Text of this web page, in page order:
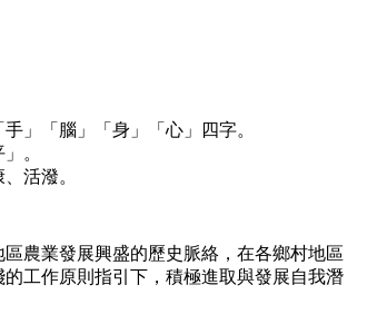
」「腦」「身」「心」四字。
。
活潑。
農業發展興盛的歷史脈絡，在各鄉村地區
工作原則指引下，積極進取與發展自我潛